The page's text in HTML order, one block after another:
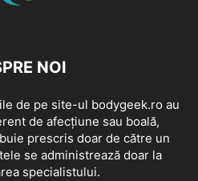
NOI
de pe site-ul bodygeek.ro au
de afecțiune sau boală,
prescris doar de către un
se administrează doar la
specialistului.